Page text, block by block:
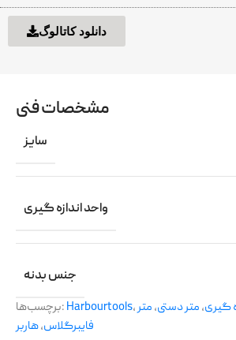
دانلود کاتالوگ
مشخصات فنی
سایز
واحد اندازه گیری
جنس بدنه
برچسب‌ها:Harbourtools, گیری,متر دستی,متر
فایبرگلاس,هاربر